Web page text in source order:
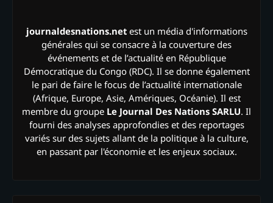
journaldesnations.netest un média d'informations
générales qui se consacre à la couverture des
événements et de l’actualité en République
Démocratique du Congo (RDC). Il se donne également
le pari de faire le focus de l’actualité internationale
(Afrique, Europe, Asie, Amériques, Océanie). Il est
membre du groupe Le Journal Des Nations SARLU. Il
fourni des analyses approfondies et des reportages
variés sur des sujets allant de la politique à la culture,
en passant par l'économie et les enjeux sociaux.